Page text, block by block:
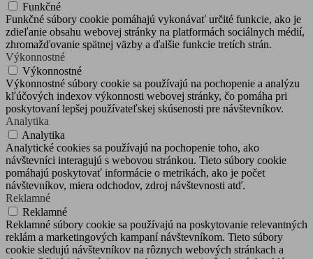
Funkčné
Funkčné súbory cookie pomáhajú vykonávať určité funkcie, ako je
zdieľanie obsahu webovej stránky na platformách sociálnych médií,
zhromažďovanie spätnej väzby a ďalšie funkcie tretích strán.
Výkonnostné
Výkonnostné
Výkonnostné súbory cookie sa používajú na pochopenie a analýzu
kľúčových indexov výkonnosti webovej stránky, čo pomáha pri
poskytovaní lepšej používateľskej skúsenosti pre návštevníkov.
Analytika
Analytika
Analytické cookies sa používajú na pochopenie toho, ako
návštevníci interagujú s webovou stránkou. Tieto súbory cookie
pomáhajú poskytovať informácie o metrikách, ako je počet
návštevníkov, miera odchodov, zdroj návštevnosti atď.
Reklamné
Reklamné
Reklamné súbory cookie sa používajú na poskytovanie relevantných
reklám a marketingových kampaní návštevníkom. Tieto súbory
cookie sledujú návštevníkov na rôznych webových stránkach a